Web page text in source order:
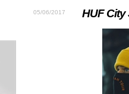
05/06/2017 HUF City